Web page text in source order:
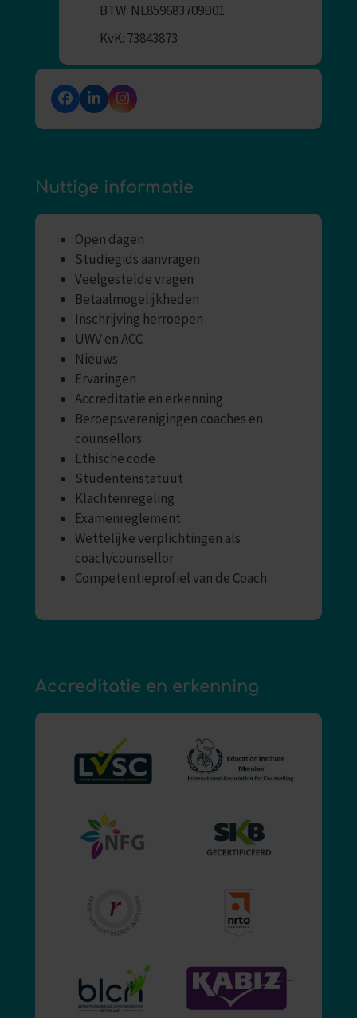
BTW: NL859683709B01
KvK: 73843873
Facebook
LinkedInInstagram
Nuttige informatie
Open dagen
Studiegids aanvragen
Veelgestelde vragen
Betaalmogelijkheden
Inschrijving herroepen
UWV en ACC
Nieuws
Ervaringen
Accreditatie en erkenning
Beroepsverenigingen coaches en
counsellors
Ethische code
Studentenstatuut
Klachtenregeling
Examenreglement
Wettelijke verplichtingen als
coach/counsellor
Competentieprofiel van de Coach
Accreditatie en erkenning